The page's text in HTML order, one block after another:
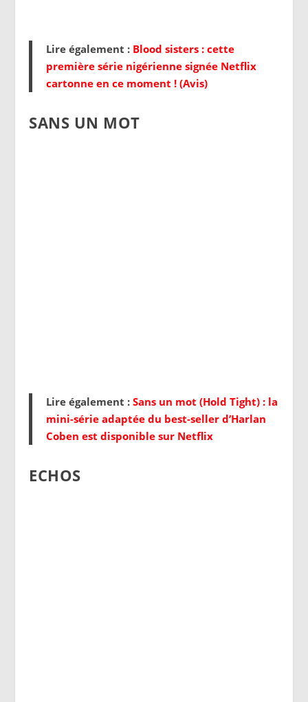
Lire également : Blood sisters : cette
première série nigérienne signée Netflix
cartonne en ce moment ! (Avis)
SANS UN MOT
Lire également :Sans un mot (Hold Tight) : la
mini-série adaptée du best-seller d’Harlan
Coben est disponible sur Netflix
ECHOS